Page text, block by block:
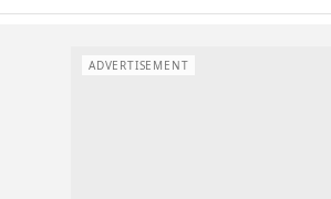
ADVERTISEMENT